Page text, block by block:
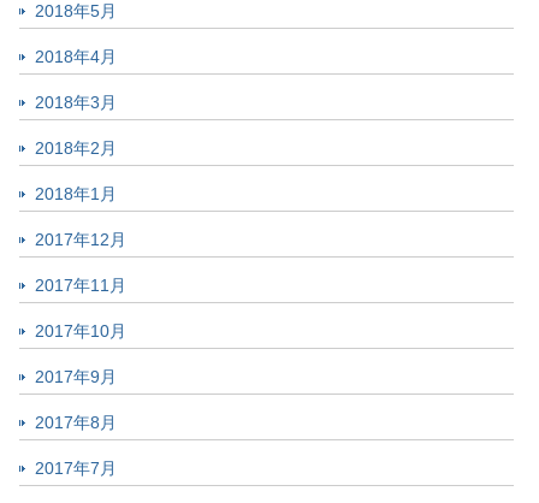
2018年5月
2018年4月
2018年3月
2018年2月
2018年1月
2017年12月
2017年11月
2017年10月
2017年9月
2017年8月
2017年7月